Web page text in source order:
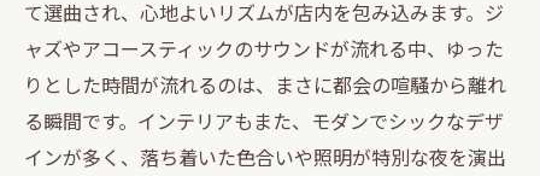
て選曲され、心地よいリズムが店内を包み込みます。ジ
ャズやアコースティックのサウンドが流れる中、ゆった
りとした時間が流れるのは、まさに都会の喧騒から離れ
る瞬間です。インテリアもまた、モダンでシックなデザ
インが多く、落ち着いた色合いや照明が特別な夜を演出